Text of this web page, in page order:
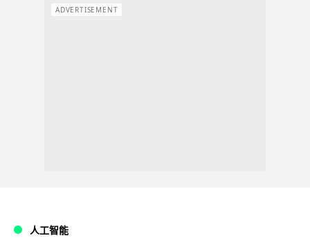
ADVERTISEMENT
人工智能